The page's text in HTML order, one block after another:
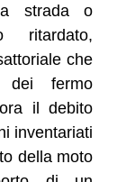
strada o
ritardato,
che
dei fermo
il debito
inventariati
della moto